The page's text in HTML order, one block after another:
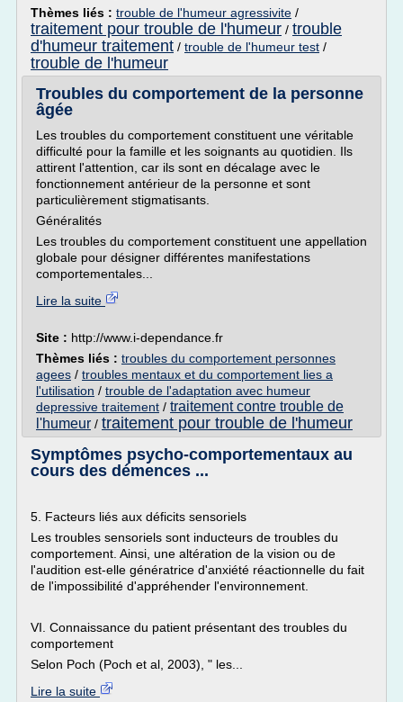
Thèmes liés : trouble de l'humeur agressivite /
traitement pour trouble de l'humeur / trouble
d'humeur traitement / trouble de l'humeur test /
trouble de l'humeur
Troubles du comportement de la personne
âgée
Les troubles du comportement constituent une véritable
difficulté pour la famille et les soignants au quotidien. Ils
attirent l'attention, car ils sont en décalage avec le
fonctionnement antérieur de la personne et sont
particulièrement stigmatisants.
Généralités
Les troubles du comportement constituent une appellation
globale pour désigner différentes manifestations
comportementales...
Lire la suite
Site : http://www.i-dependance.fr
Thèmes liés : troubles du comportement personnes
agees / troubles mentaux et du comportement lies a
l'utilisation / trouble de l'adaptation avec humeur
depressive traitement / traitement contre trouble de
l'humeur / traitement pour trouble de l'humeur
Symptômes psycho-comportementaux au
cours des démences ...
5. Facteurs liés aux déficits sensoriels
Les troubles sensoriels sont inducteurs de troubles du
comportement. Ainsi, une altération de la vision ou de
l'audition est-elle génératrice d'anxiété réactionnelle du fait
de l'impossibilité d'appréhender l'environnement.
VI. Connaissance du patient présentant des troubles du
comportement
Selon Poch (Poch et al, 2003), " les...
Lire la suite